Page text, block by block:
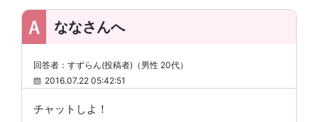
ななさんへ
回答者：すずらん(投稿者)（男性 20代）
2016.07.22 05:42:51
チャットしよ！